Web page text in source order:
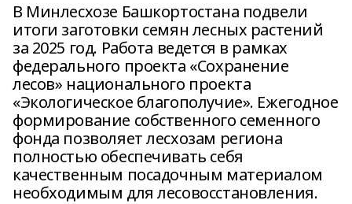
В Минлесхозе Башкортостана подвели
итоги заготовки семян лесных растений
за 2025 год. Работа ведется в рамках
федерального проекта «Сохранение
лесов» национального проекта
«Экологическое благополучие». Ежегодное
формирование собственного семенного
фонда позволяет лесхозам региона
полностью обеспечивать себя
качественным посадочным материалом
необходимым для лесовосстановления.